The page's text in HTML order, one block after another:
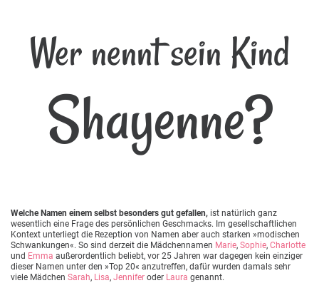
Wer nennt sein Kind
Shayenne?
Welche Namen einem selbst besonders gut gefallen, ist natürlich ganz
wesentlich eine Frage des persönlichen Geschmacks. Im gesellschaftlichen
Kontext unterliegt die Rezeption von Namen aber auch starken »modischen
Schwankungen«. So sind derzeit die Mädchennamen Marie, Sophie, Charlotte
und Emma außerordentlich beliebt, vor 25 Jahren war dagegen kein einziger
dieser Namen unter den »Top 20« anzutreffen, dafür wurden damals sehr
viele Mädchen Sarah, Lisa, Jennifer oder Laura genannt.